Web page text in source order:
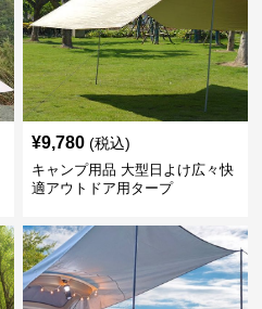
¥9,780 (税込)
キャンプ用品 大型日よけ広々快
適アウトドア用タープ